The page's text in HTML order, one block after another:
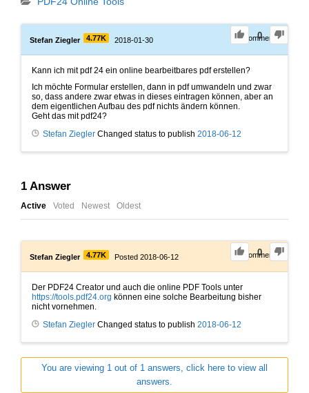
0
Stefan Ziegler 4.77K 2018-01-30 0Comments
Kann ich mit pdf 24 ein online bearbeitbares pdf erstellen?
Ich möchte Formular erstellen, dann in pdf umwandeln und zwar
so, dass andere zwar etwas in dieses eintragen können, aber an
dem eigentlichen Aufbau des pdf nichts ändern können.
Geht das mit pdf24?
Stefan Ziegler Changed status to publish 2018-06-12
1 Answer
Active Voted Newest Oldest
0
Stefan Ziegler 4.77K Posted 2018-06-12 0Comments
Der PDF24 Creator und auch die online PDF Tools unter
https://tools.pdf24.org können eine solche Bearbeitung bisher
nicht vornehmen.
Stefan Ziegler Changed status to publish 2018-06-12
You are viewing 1 out of 1 answers, click here to view all
answers.